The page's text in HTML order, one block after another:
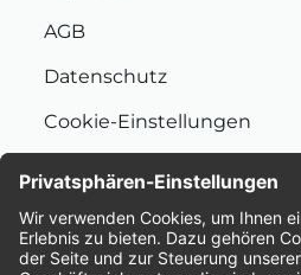
AGB
Datenschutz
Cookie-Einstellungen
Bewertungen